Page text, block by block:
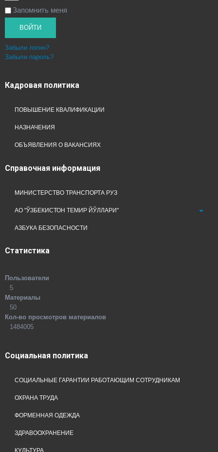
Запомнить меня
ВОЙТИ
Забыли логин?
Забыли пароль?
Кадровая политика
ПОВЫШЕНИЕ КВАЛИФИКАЦИИ
НАЗНАЧЕНИЯ
ОБЪЯВЛЕНИЯ О ВАКАНСИЯХ
Справочная информация
МИНИСТЕРСТВО ТРАНСПОРТА РУЗ
АО "ЎЗБЕКИСТОН ТЕМИР ЙЎЛЛАРИ"
АЗБУКА БЕЗОПАСНОСТИ
Статистика
Пользователи
5
Материалы
50
Кол-во просмотров материалов
1484005
Социальная политика
СОЦИАЛЬНЫЕ ГАРАНТИИ РАБОТАЮЩИМ СОТРУДНИКАМ
ОХРАНА ТРУДА
ФОРМЕННАЯ ОДЕЖДА
ЗДРАВООХРАНЕНИЕ
КУЛЬТУРА